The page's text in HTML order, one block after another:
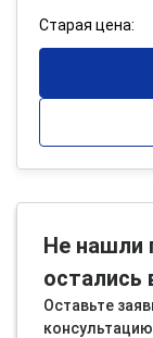
Старая цена:
Не нашли
остались
Оставьте